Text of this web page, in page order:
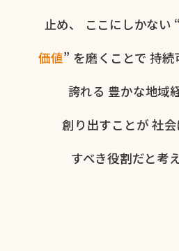
止め、
ここに​しかない​
価値” を​磨く​ことで 持続
誇れる 豊かな​地域
創り出すことが 社
すべき役割だと​考